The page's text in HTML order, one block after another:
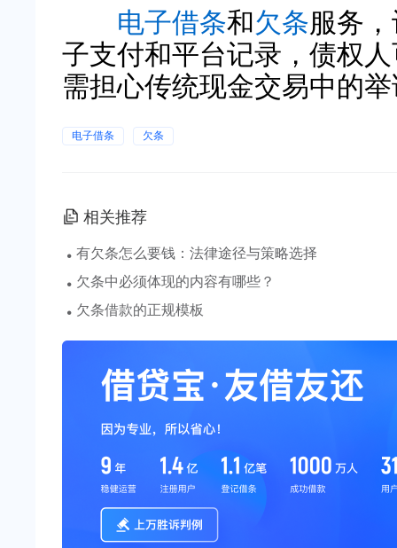
电子借条和欠条服务
子支付和平台记录，债权
需担心传统现金交易中的
电子借条 欠条
相关推荐
· 有欠条怎么要钱：法律途径与策略选择
· 欠条中必须体现的内容有哪些？
· 欠条借款的正规模板